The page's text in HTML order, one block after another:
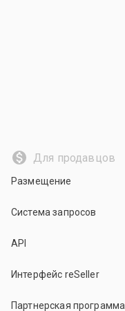
Для продавцов
Размещение
Система запросов
API
Интерфейс reSeller
Партнерская программа